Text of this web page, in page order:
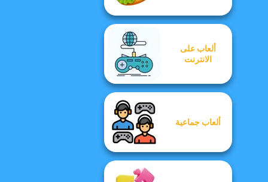
ألعاب على
الانترنت
ألعاب جماعية